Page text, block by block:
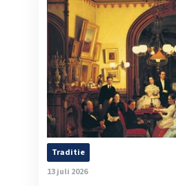
Traditie
13 juli 2026